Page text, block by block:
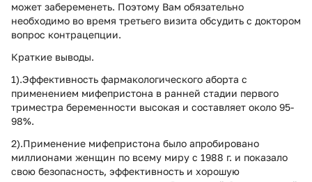
может забеременеть. Поэтому Вам обязательно
необходимо во время третьего визита обсудить с доктором
вопрос контрацепции.
Краткие выводы.
1).Эффективность фармакологического аборта с
применением мифепристона в ранней стадии первого
триместра беременности высокая и составляет около 95-
98%.
2).Применение мифепристона было апробировано
миллионами женщин по всему миру с 1988 г. и показало
свою безопасность, эффективность и хорошую